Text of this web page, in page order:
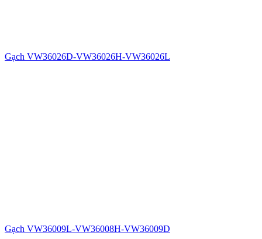
Gạch VW36026D-VW36026H-VW36026L
Gạch VW36009L-VW36008H-VW36009D